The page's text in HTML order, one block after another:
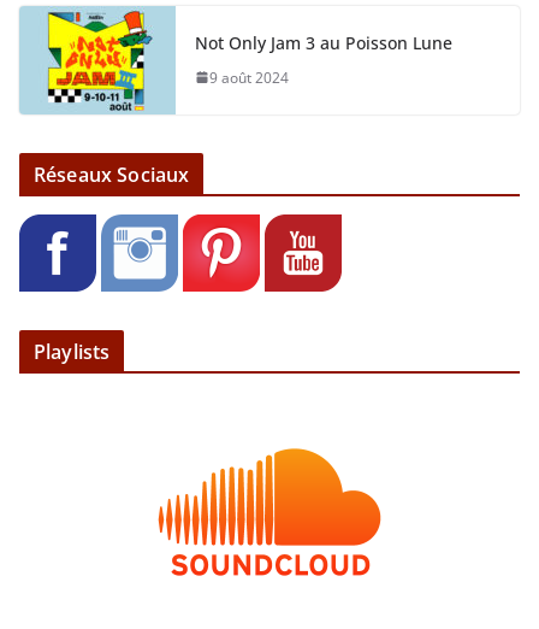
Not Only Jam 3 au Poisson Lune
9 août 2024
Réseaux Sociaux
Playlists